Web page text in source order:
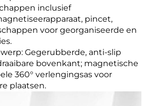
inclusief
pincet,
voor georganiseerde en
Gegerubberde, anti-slip
bovenkant; magnetische
360° verlengingsas voor
plaatsen.